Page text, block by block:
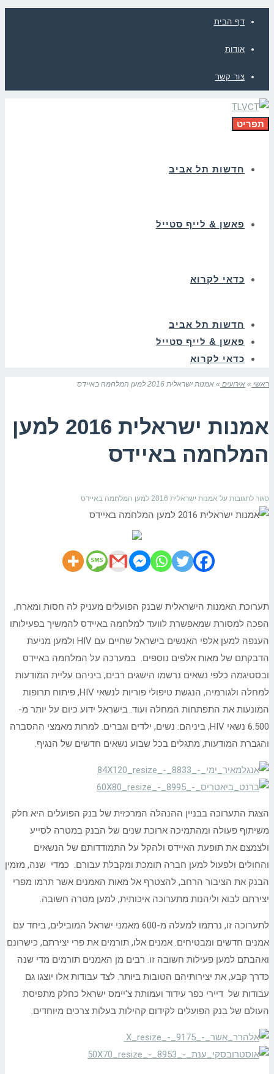
דף הבית
אודות
צור קשר
תפריט
חדשות תל אביב
פאשן & לייף סטייל
כדאי לקרוא
חדשות תל אביב
פאשן & לייף סטייל
כדאי לקרוא
ראשי » אירועים » אמנות ישראלית 2016 למען המלחמה באיידס
אמנות ישראלית 2016 למען
המלחמה באיידס
סגור לתגובות על אמנות ישראלית 2016 למען המלחמה באיידס
תערוכת האמנות הישראלית שבנק הפועלים מעניק לה חסות ומארח,
הפכה למסורת שמאפשרת לוועד למלחמה באיידס להמשיך בפעילותו
הענפה למען אלפי האנשים בישראל שחיים עם HIV ולמען מניעת
הדבקתם של מאות אלפים נוספים. במערכה על המלחמה באיידס
ובסטיגמה כלפי נשאים נרשמו הישגים רבים, ביניהם עליית המודעות
למחלה ולגורמיה, הנגשת טיפולי פוריות לנשאי HIV, פיתוח תרופות
המונעות את התפתחות המחלה ועוד. בישראל ידוע כיום על יותר מ-
6.500 נשאי HIV, ביניהם: נשים, ילדים וגברים. למרות מאמצי ההסברה
והגברת המודעות, מתגלים בכל שבוע נשאים חדשים של הנגיף.
הצגת התערוכה בבניין ההנהלה המרכזית של בנק הפועלים היא חלק
משיתוף פעולה ומהתמיכה ארוכת שנים של הבנק במטרה לסייע
ולצמצם את תופעת האיידס ולהקל על התמודדותם של הנשאים
והחולים ולפעול למען חברה תומכת ומקבלת עבורם. כמדי שנה, מזמין
הבנק את הציבור הרחב, להצטרף אל מאות האמנים אשר תרמו מפרי
יצירתם לבוא וליהנות מתערוכה איכותית, למען מטרה חשובה.
לתערוכה זו, נרתמו למעלה מ-600 מאמני ישראל המובילים, ביחד עם
אמנים חדשים ומבטיחים. אמנים אלו, תורמים את פרי יצירתם, כישרונם
ואהבתם למען פעילות חשובה זו. רבים מן האמנים תורמים מדי שנה
כדרך קבע, את יצירותיהם הטובות ביותר. לצד עבודות אלו יוצגו גם
עבודות של דיירי כפר עידוד ועמותת צ'יימס ישראל כחלק מתפיסת
העולם של בנק הפועלים לקידום קהילות בעלות צרכים מיוחדים.